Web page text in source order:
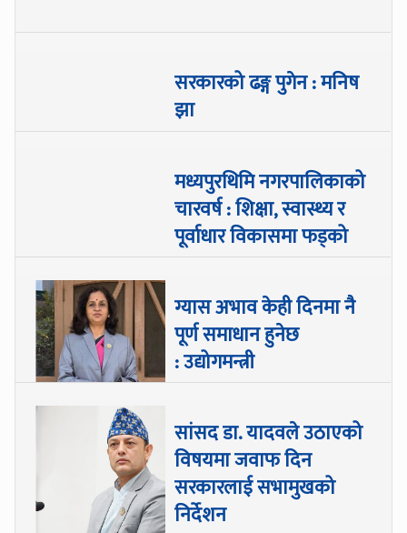
सरकारको ढङ्ग पुगेन : मनिष
झा
मध्यपुरथिमि नगरपालिकाको
चारवर्ष : शिक्षा, स्वास्थ्य र
पूर्वाधार विकासमा फड्को
ग्यास अभाव केही दिनमा नै
पूर्ण समाधान हुनेछ
: उद्योगमन्त्री
सांसद डा‍‍. यादवले उठाएको
विषयमा जवाफ दिन
सरकारलाई सभामुखको
निर्देशन